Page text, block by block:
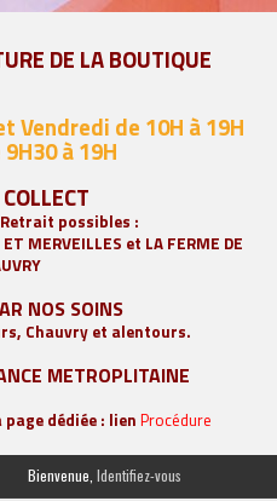
DE LA BOUTIQUE
Vendredi de 10H à 19H
H30 à 19H
possibles :
MERVEILLES et LA FERME DE
NOS SOINS
Chauvry et alentours.
METROPLITAINE
dédiée : lien Procédure
Bienvenue, Identifiez-vous